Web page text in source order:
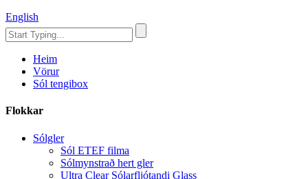
English
Heim
Vörur
Sól tengibox
Flokkar
Sólgler
Sól ETEF filma
Sólmynstrað hert gler
Ultra Clear Sólarfljótandi Glass